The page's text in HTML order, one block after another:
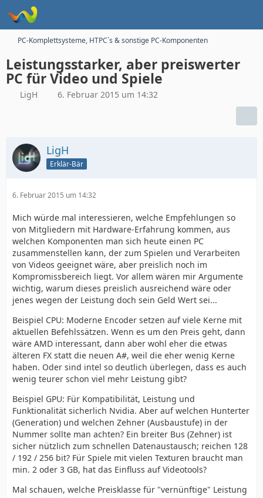
PC-Komplettsysteme, HTPC´s & sonstige PC-Komponenten
Leistungsstarker, aber preiswerter
PC für Video und Spiele
LigH 6. Februar 2015 um 14:32
LigH
Erklär-Bär
6. Februar 2015 um 14:32
Mich würde mal interessieren, welche Empfehlungen so
von Mitgliedern mit Hardware-Erfahrung kommen, aus
welchen Komponenten man sich heute einen PC
zusammenstellen kann, der zum Spielen und Verarbeiten
von Videos geeignet wäre, aber preislich noch im
Kompromissbereich liegt. Vor allem wären mir Argumente
wichtig, warum dieses preislich ausreichend wäre oder
jenes wegen der Leistung doch sein Geld Wert sei...
Beispiel CPU: Moderne Encoder setzen auf viele Kerne mit
aktuellen Befehlssätzen. Wenn es um den Preis geht, dann
wäre AMD interessant, dann aber wohl eher die etwas
älteren FX statt die neuen A#, weil die eher wenig Kerne
haben. Oder sind intel so deutlich überlegen, dass es auch
wenig teurer schon viel mehr Leistung gibt?
Beispiel GPU: Für Kompatibilität, Leistung und
Funktionalität sicherlich Nvidia. Aber auf welchen Hunterter
(Generation) und welchen Zehner (Ausbaustufe) in der
Nummer sollte man achten? Ein breiter Bus (Zehner) ist
sicher nützlich zum schnellen Datenaustausch; reichen 128
/ 192 / 256 bit? Für Spiele mit vielen Texturen braucht man
min. 2 oder 3 GB, hat das Einfluss auf Videotools?
Mal schauen, welche Preisklasse für "vernünftige" Leistung